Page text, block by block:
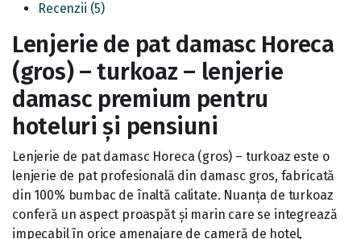
Recenzii (5)
Lenjerie de pat damasc Horeca
(gros) – turkoaz – lenjerie
damasc premium pentru
hoteluri și pensiuni
Lenjerie de pat damasc Horeca (gros) – turkoaz este o
lenjerie de pat profesională din damasc gros, fabricată
din 100% bumbac de înaltă calitate. Nuanța de turkoaz
conferă un aspect proaspăt și marin care se integrează
impecabil în orice amenajare de cameră de hotel,